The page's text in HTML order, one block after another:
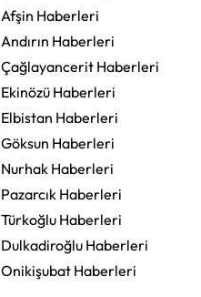
Afşin Haberleri
Andırın Haberleri
Çağlayancerit Haberleri
Ekinözü Haberleri
Elbistan Haberleri
Göksun Haberleri
Nurhak Haberleri
Pazarcık Haberleri
Türkoğlu Haberleri
Dulkadiroğlu Haberleri
Onikişubat Haberleri